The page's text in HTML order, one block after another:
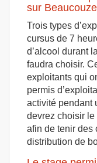
sur Beaucouze
Trois types
cursus de 7
d’alcool durant
faudra choisir.
exploitants qui
permis
activité pendant
devrez choisir le
afin de tenir des
distribution de